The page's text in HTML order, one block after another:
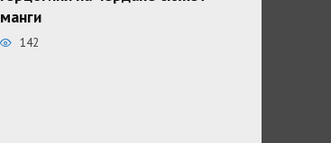
манги
142